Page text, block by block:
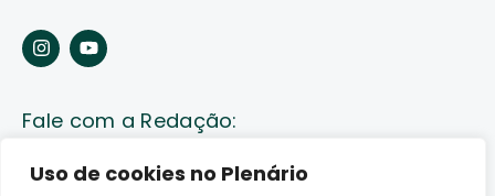
Uso de cookies no Plenário
Fale com a Redação:
Enviar pauta